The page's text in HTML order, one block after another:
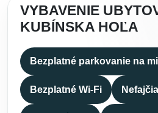
VYBAVENIE
KUBÍNSKA HOĽA
Bezplatné parkovanie na
Bezplatné Wi-Fi